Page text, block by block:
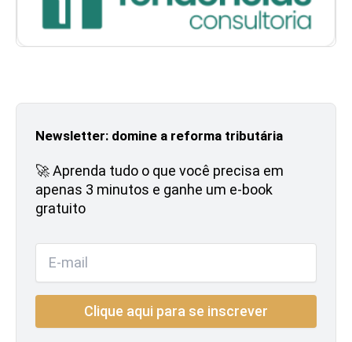
Newsletter: domine a reforma tributária
🚀 Aprenda tudo o que você precisa em
apenas 3 minutos e ganhe um e-book
gratuito